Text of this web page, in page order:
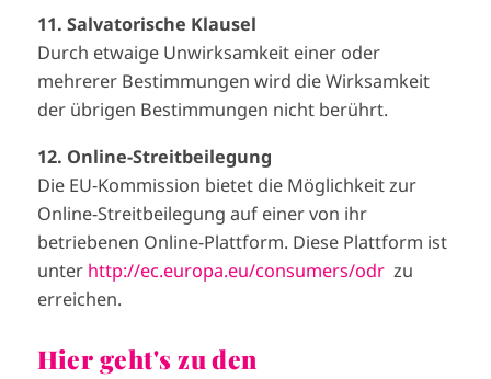
11. Salvatorische Klausel
Durch etwaige Unwirksamkeit einer oder
mehrerer Bestimmungen wird die Wirksamkeit
der übrigen Bestimmungen nicht berührt.
12. On­li­ne-Streit­bei­le­gung
Die EU-Kommission bietet die Möglichkeit zur
Online-Streitbeilegung auf einer von ihr
betriebenen Online-Plattform. Diese Plattform ist
unter http://ec.europa.eu/consumers/odrzu
erreichen.
Hier geht's zu den